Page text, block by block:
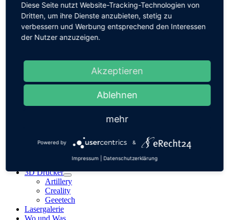
Sculpfun
TOOCAA
Two Trees
WeCreat
Wizmaker
AlgoLaser
Aliencell
Atomstack
iKier
Monport
UV
ComMarker
Sculpfun
3D Drucker
Artillery
Creality
Geeetech
Lasergalerie
Wo und Was
Diese Seite nutzt Website-Tracking-Technologien von
Dritten, um ihre Dienste anzubieten, stetig zu
verbessern und Werbung entsprechend den Interessen
der Nutzer anzuzeigen.
Akzeptieren
Ablehnen
mehr
Powered by &
Impressum Datenschutzerklärung